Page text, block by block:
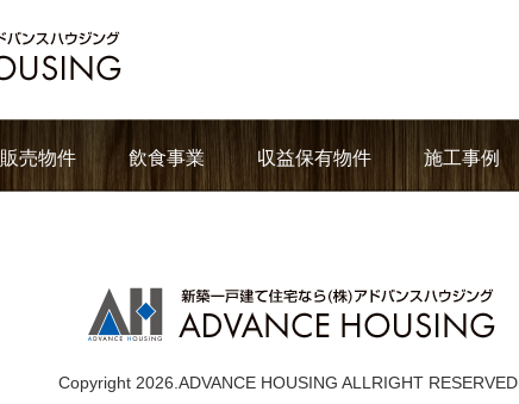
販売物件 飲食事業 収益保有物件 施工事例
Copyright 2026.ADVANCE HOUSING ALLRIGHT RESERVED.